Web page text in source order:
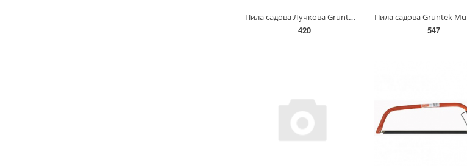
Пила садова Лучкова Gruntek Marlin 610 мм(295500610)
420
547